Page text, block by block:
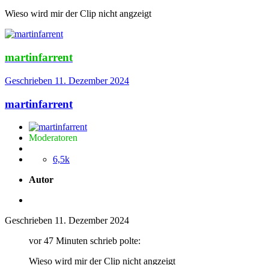
Wieso wird mir der Clip nicht angzeigt
martinfarrent
Geschrieben 11. Dezember 2024
martinfarrent
Moderatoren
6,5k
Autor
Geschrieben 11. Dezember 2024
vor 47 Minuten schrieb polte:
Wieso wird mir der Clip nicht angzeigt